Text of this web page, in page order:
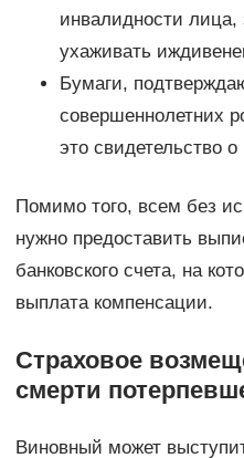
инвалидности
ухаживать
Бумаги,
совершеннолетних
это свидетельство
Помимо того, всем без
нужно предоставить
банковского счета, на
выплата компенсации.
Страховое
смерти
Виновный может